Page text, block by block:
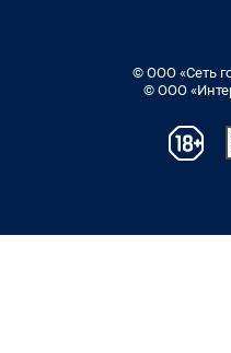
© ООО «Сеть
© ООО